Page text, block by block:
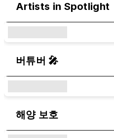
Artists in Spotlight
버튜버 🎤
해양 보호